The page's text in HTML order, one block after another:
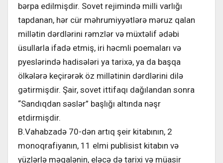
bərpa edilmişdir. Sovet rejimində milli varlığı
tapdanan, hər cür məhrumiyyətlərə məruz qalan
millətin dərdlərini rəmzlər və müxtəlif ədəbi
üsullarla ifadə etmiş, iri həcmli poemaları və
pyeslərində hadisələri ya tarixə, ya da başqa
ölkələrə keçirərək öz millətinin dərdlərini dilə
gətirmişdir. Şair, sovet ittifaqı dağılandan sonra
“Sandıqdan səslər” başlığı altında nəşr
etdirmişdir.
B.Vahabzadə 70-dən artıq şeir kitabının, 2
monoqrafiyanın, 11 elmi publisist kitabın və
yüzlərlə məqalənin, eləcə də tarixi və müasir